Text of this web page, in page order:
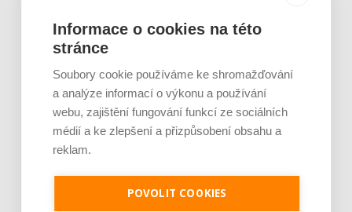
dům. Řeč je o takzvané
solární ventilaci, kdy systém
ve tvaru panelu přivádí do
domu čerstvý vzduch.
„Zjednodušeně řečeno
pracuje solární ventilace tak,
že nasává a ohřívá čerstvý
dovnitř domu. Systém je
Informace o cookies na této
stránce
Soubory cookie používáme ke shromažďování
a analýze informací o výkonu a používání
webu, zajištění fungování funkcí ze sociálních
médií a ke zlepšení a přizpůsobení obsahu a
reklam.
POVOLIT COOKIES